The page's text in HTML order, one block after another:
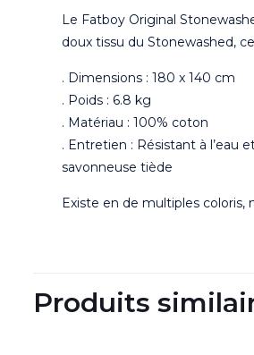
Le Fatboy Original
doux tissu du Stonewashed,
. Dimensions : 180 x 140 cm
. Poids : 6.8 kg
. Matériau : 100% coton
. Entretien : Résistant à l’eau
savonneuse tiède
Existe en de multiples coloris,
Produits